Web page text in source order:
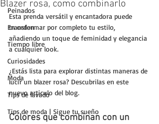
Peinados
En orden
Tiempo libre
Curiosidades
Moda
Tips de lavado
Tips de moda | Sigue tu sueño
Blazer rosa, como combinarlo
Esta prenda versátil y encantadora puede
transformar por completo tu estilo,
añadiendo un toque de feminidad y elegancia
a cualquier look.
¿Estás lista para explorar distintas maneras de
lucir un blazer rosa? Descubrilas en este
nuevo articulo del blog.
Colores que combinan con un